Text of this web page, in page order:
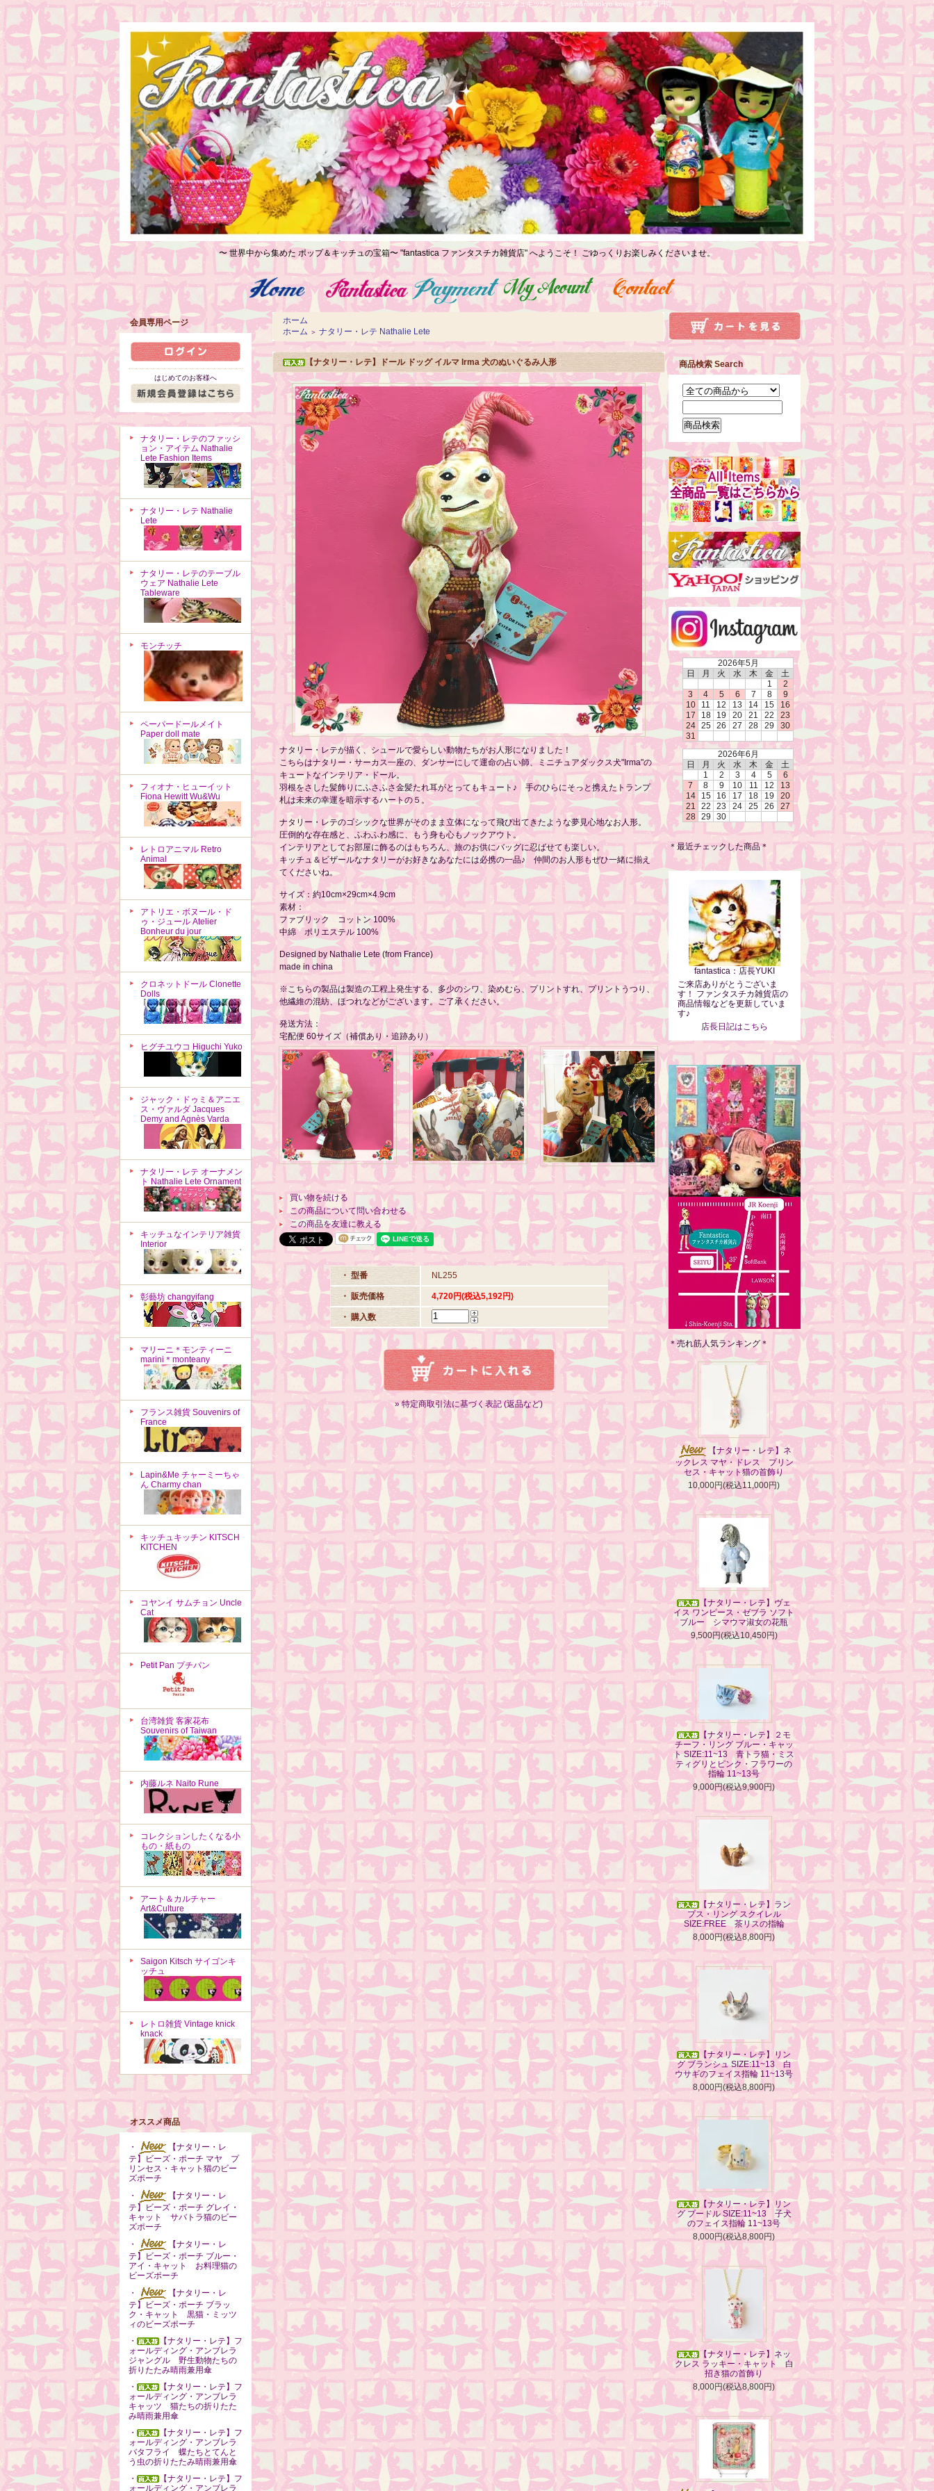
ファンタスチカ レトロ ナタリーレテ クロネットドール ヒグチユウコ キッチュキッチン Lapin&me tokyo koenji 東京 高円寺
〜 世界中から集めた ポップ＆キッチュの宝箱〜 "fantastica ファンタスチカ雑貨店" へようこそ！ ごゆっくりお楽しみくださいませ。
会員専用ページ
はじめてのお客様へ
ナタリー・レテのファッシ
ョン・アイテム Nathalie
Lete Fashion Items
ナタリー・レテ Nathalie
Lete
ナタリー・レテのテーブル
ウェア Nathalie Lete
Tableware
モンチッチ
ペーパードールメイト
Paper doll mate
フィオナ・ヒューイット
Fiona Hewitt Wu&Wu
レトロアニマル Retro
Animal
アトリエ・ボヌール・ド
ゥ・ジュール Atelier
Bonheur du jour
クロネットドール Clonette
Dolls
ヒグチユウコ Higuchi Yuko
ジャック・ドゥミ＆アニエ
ス・ヴァルダ Jacques
Demy and Agnès Varda
ナタリー・レテ オーナメン
ト Nathalie Lete Ornament
キッチュなインテリア雑貨
Interior
彰藝坊 changyifang
マリーニ＊モンティーニ
marini＊monteany
フランス雑貨 Souvenirs of
France
Lapin&Me チャーミーちゃ
ん Charmy chan
キッチュキッチン KITSCH
KITCHEN
コヤンイ サムチョン Uncle
Cat
Petit Pan プチパン
台湾雑貨 客家花布
Souvenirs of Taiwan
内藤ルネ Naito Rune
コレクションしたくなる小
もの・紙もの
アート＆カルチャー
Art&Culture
Saigon Kitsch サイゴンキ
ッチュ
レトロ雑貨 Vintage knick
knack
オススメ商品
・
【ナタリー・レ
テ】ビーズ・ポーチ マヤ プ
リンセス・キャット猫のビー
ズポーチ
・
【ナタリー・レ
テ】ビーズ・ポーチ グレイ・
キャット サバトラ猫のビー
ズポーチ
・
【ナタリー・レ
テ】ビーズ・ポーチ ブルー・
アイ・キャット お料理猫の
ビーズポーチ
・
【ナタリー・レ
テ】ビーズ・ポーチ ブラッ
ク・キャット 黒猫・ミッツ
ィのビーズポーチ
・
【ナタリー・レテ】フ
ォールディング・アンブレラ
ジャングル 野生動物たちの
折りたたみ晴雨兼用傘
・
【ナタリー・レテ】フ
ォールディング・アンブレラ
キャッツ 猫たちの折りたた
み晴雨兼用傘
・
【ナタリー・レテ】フ
ォールディング・アンブレラ
バタフライ 蝶たちとてんと
う虫の折りたたみ晴雨兼用傘
・
【ナタリー・レテ】フ
ォールディング・アンブレラ
ホーム
ホーム ＞ ナタリー・レテ Nathalie Lete
【ナタリー・レテ】ドール ドッグ イルマ Irma 犬のぬいぐるみ人形
ナタリー・レテが描く、シュールで愛らしい動物たちがお人形になりました！
こちらはナタリー・サーカス一座の、ダンサーにして運命の占い師、ミニチュアダックス犬"Irma"の
キュートなインテリア・ドール。
羽根をさした髪飾りにふさふさ金髪たれ耳がとってもキュート♪ 手のひらにそっと携えたトランプ
札は未来の幸運を暗示するハートの５。
ナタリー・レテのゴシックな世界がそのまま立体になって飛び出てきたような夢見心地なお人形。
圧倒的な存在感と、ふわふわ感に、もう身も心もノックアウト。
インテリアとしてお部屋に飾るのはもちろん、旅のお供にバッグに忍ばせても楽しい。
キッチュ＆ビザールなナタリーがお好きなあなたには必携の一品♪ 仲間のお人形もぜひ一緒に揃え
てくださいね。
サイズ：約10cm×29cm×4.9cm
素材：
ファブリック コットン 100%
中綿 ポリエステル 100%
Designed by Nathalie Lete (from France)
made in china
※こちらの製品は製造の工程上発生する、多少のシワ、染めむら、プリントすれ、プリントうつり、
他繊維の混紡、ほつれなどがございます。ご了承ください。
発送方法：
宅配便 60サイズ（補償あり・追跡あり）
買い物を続ける
この商品について問い合わせる
この商品を友達に教える
・ 型番 NL255
・ 販売価格 4,720円(税込5,192円)
・ 購入数
» 特定商取引法に基づく表記 (返品など)
商品検索 Search
2026年5月
日
月 火 水 木 金
土
1
2
3
4 5 6 7 8
9
10
11 12 13 14 15
16
17
18 19 20 21 22
23
24
25 26 27 28 29
30
31
2026年6月
日
月 火 水 木 金
土
1
2 3 4 5
6
7
8 9 10 11 12
13
14
15 16 17 18 19
20
21
22 23 24 25 26
27
28
29 30
＊最近チェックした商品＊
fantastica：店長YUKI
ご来店ありがとうございま
す！ ファンタスチカ雑貨店の
商品情報などを更新していま
す♪
店長日記はこちら
＊売れ筋人気ランキング＊
【ナタリー・レテ】ネ
ックレス マヤ・ドレス プリン
セス・キャット猫の首飾り
10,000円(税込11,000円)
【ナタリー・レテ】ヴェ
イス ワンピース・ゼブラ ソフト
ブルー シマウマ淑女の花瓶
9,500円(税込10,450円)
【ナタリー・レテ】２モ
チーフ・リング ブルー・キャッ
ト SIZE:11~13 青トラ猫・ミス
ティグリとピンク・フラワーの
指輪 11~13号
9,000円(税込9,900円)
【ナタリー・レテ】ラン
プス・リング スクイレル
SIZE:FREE 茶リスの指輪
8,000円(税込8,800円)
【ナタリー・レテ】リン
グ ブランシュ SIZE:11~13 白
ウサギのフェイス指輪 11~13号
8,000円(税込8,800円)
【ナタリー・レテ】リン
グ プードル SIZE:11~13 子犬
のフェイス指輪 11~13号
8,000円(税込8,800円)
【ナタリー・レテ】ネッ
クレス ラッキー・キャット 白
招き猫の首飾り
8,000円(税込8,800円)